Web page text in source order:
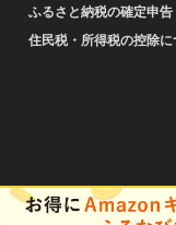
ふるさと納税の確定申告
住民税・所得税の控除に